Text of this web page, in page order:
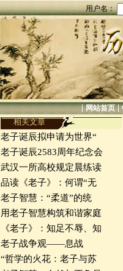
用户名：
|网站首页|
相关文章
老子诞辰拟申请为世界“
老子诞辰2583周年纪念会
武汉一所高校规定晨练读
品读《老子》：何谓“无
老子智慧：“柔道”的统
用老子智慧构筑和谐家庭
《老子》：知足不辱、知
老子战争观——息战
“哲学的火花：老子与苏